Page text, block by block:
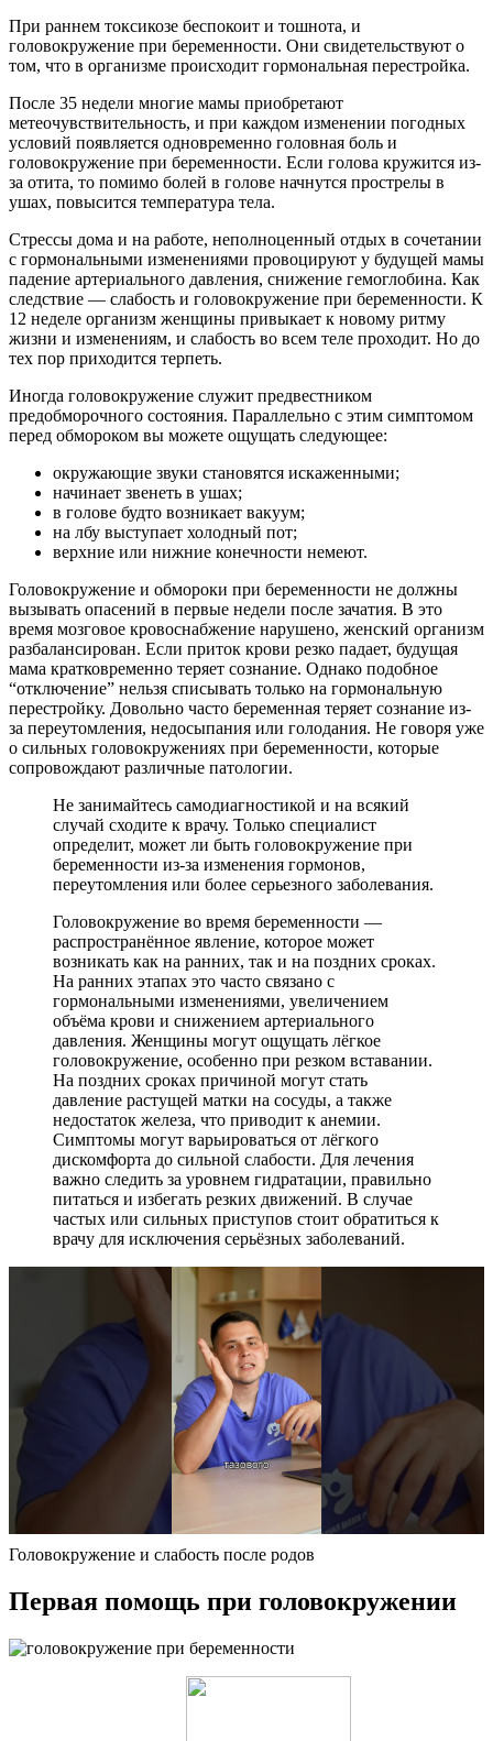
При раннем токсикозе беспокоит и тошнота, и
головокружение при беременности. Они свидетельствуют о
том, что в организме происходит гормональная перестройка.
После 35 недели многие мамы приобретают
метеочувствительность, и при каждом изменении погодных
условий появляется одновременно головная боль и
головокружение при беременности. Если голова кружится из-
за отита, то помимо болей в голове начнутся прострелы в
ушах, повысится температура тела.
Стрессы дома и на работе, неполноценный отдых в сочетании
с гормональными изменениями провоцируют у будущей мамы
падение артериального давления, снижение гемоглобина. Как
следствие — слабость и головокружение при беременности. К
12 неделе организм женщины привыкает к новому ритму
жизни и изменениям, и слабость во всем теле проходит. Но до
тех пор приходится терпеть.
Иногда головокружение служит предвестником
предобморочного состояния. Параллельно с этим симптомом
перед обмороком вы можете ощущать следующее:
окружающие звуки становятся искаженными;
начинает звенеть в ушах;
в голове будто возникает вакуум;
на лбу выступает холодный пот;
верхние или нижние конечности немеют.
Головокружение и обмороки при беременности не должны
вызывать опасений в первые недели после зачатия. В это
время мозговое кровоснабжение нарушено, женский организм
разбалансирован. Если приток крови резко падает, будущая
мама кратковременно теряет сознание. Однако подобное
“отключение” нельзя списывать только на гормональную
перестройку. Довольно часто беременная теряет сознание из-
за переутомления, недосыпания или голодания. Не говоря уже
о сильных головокружениях при беременности, которые
сопровождают различные патологии.
Не занимайтесь самодиагностикой и на всякий
случай сходите к врачу. Только специалист
определит, может ли быть головокружение при
беременности из-за изменения гормонов,
переутомления или более серьезного заболевания.
Головокружение во время беременности —
распространённое явление, которое может
возникать как на ранних, так и на поздних сроках.
На ранних этапах это часто связано с
гормональными изменениями, увеличением
объёма крови и снижением артериального
давления. Женщины могут ощущать лёгкое
головокружение, особенно при резком вставании.
На поздних сроках причиной могут стать
давление растущей матки на сосуды, а также
недостаток железа, что приводит к анемии.
Симптомы могут варьироваться от лёгкого
дискомфорта до сильной слабости. Для лечения
важно следить за уровнем гидратации, правильно
питаться и избегать резких движений. В случае
частых или сильных приступов стоит обратиться к
врачу для исключения серьёзных заболеваний.
Головокружение и слабость после родов
Первая помощь при головокружении